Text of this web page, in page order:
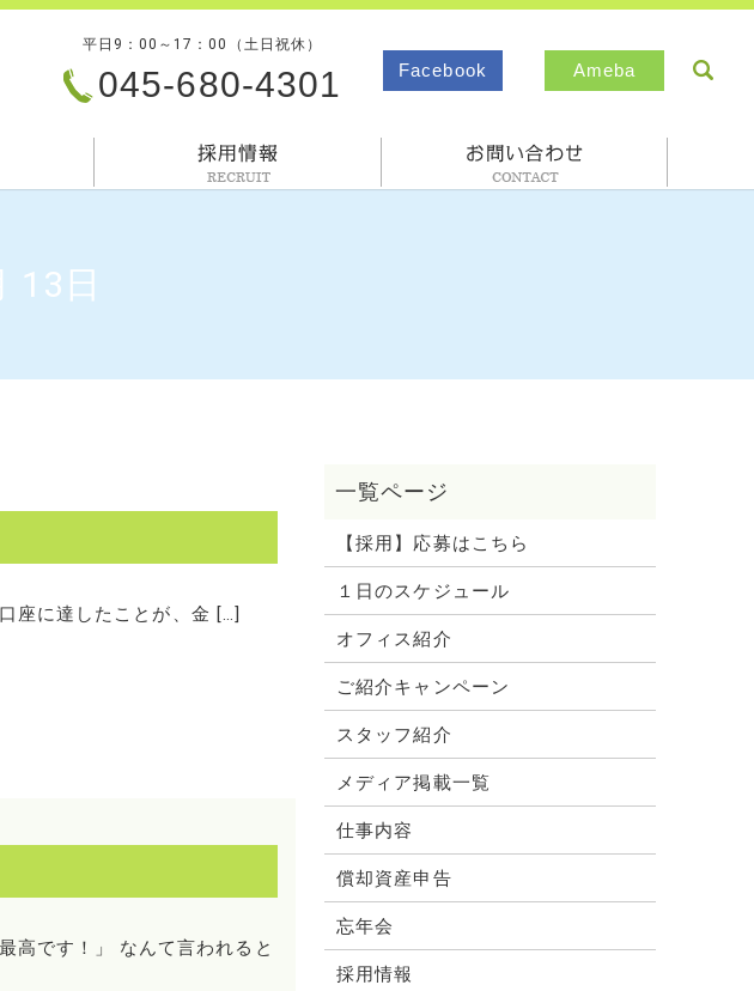
平日9：00～17：00（土日祝休）
045-680-4301 Facebook Ameba
13日
座に達したことが、金 […]
高です！」 なんて言われると
【採用】応募はこちら
１日のスケジュール
オフィス紹介
ご紹介キャンペーン
スタッフ紹介
メディア掲載一覧
仕事内容
償却資産申告
忘年会
採用情報